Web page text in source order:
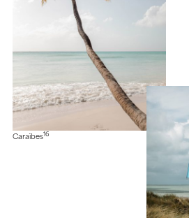
Caraïbes16